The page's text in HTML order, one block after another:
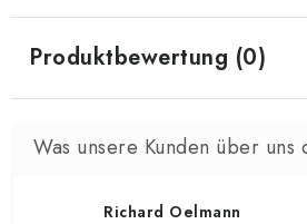
Produktbewertung (0)
Richard Oelmann